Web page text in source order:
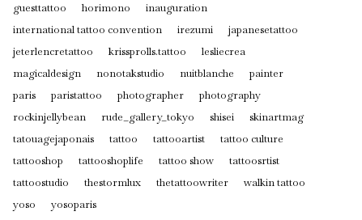
guesttattoo
horimono
inauguration
international tattoo convention
irezumi
japanesetattoo
jeterlencretattoo
krissprolls.tattoo
lesliecrea
magicaldesign
nonotakstudio nuitblanche
painter
paris
paristattoo photographer
photography
rockinjellybean
rude_gallery_tokyo shisei
skinartmag
tatouagejaponais
tattoo tattooartist
tattoo culture
tattooshop
tattooshoplife tattoo show
tattoosrtist
tattoostudio
thestormlux thetattoowriter
walkin tattoo
yoso
yosoparis